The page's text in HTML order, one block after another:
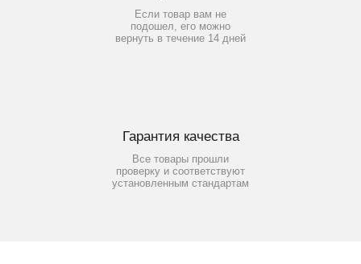
Если товар вам не
подошел, его можно
вернуть в течение 14 дней
Гарантия качества
Все товары прошли
проверку и соответствуют
установленным стандартам